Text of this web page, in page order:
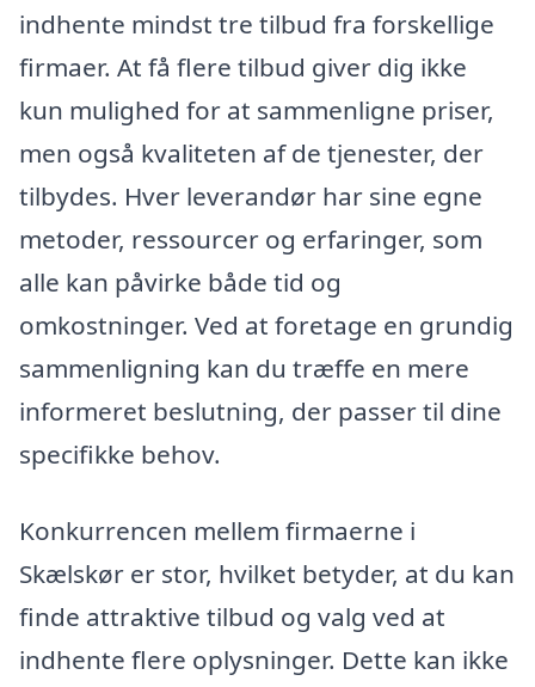
indhente mindst tre tilbud fra forskellige
firmaer. At få flere tilbud giver dig ikke
kun mulighed for at sammenligne priser,
men også kvaliteten af de tjenester, der
tilbydes. Hver leverandør har sine egne
metoder, ressourcer og erfaringer, som
alle kan påvirke både tid og
omkostninger. Ved at foretage en grundig
sammenligning kan du træffe en mere
informeret beslutning, der passer til dine
specifikke behov.
Konkurrencen mellem firmaerne i
Skælskør er stor, hvilket betyder, at du kan
finde attraktive tilbud og valg ved at
indhente flere oplysninger. Dette kan ikke